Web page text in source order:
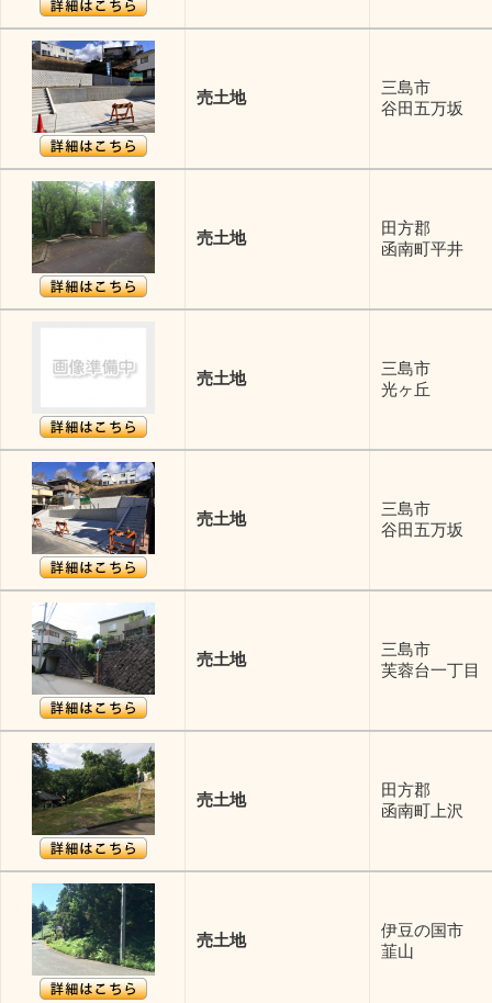
売土地
三島市
谷田五万坂
売土地
田方郡
函南町平井
売土地
三島市
光ヶ丘
売土地
三島市
谷田五万坂
売土地
三島市
芙蓉台一丁目
売土地
田方郡
函南町上沢
売土地
伊豆の国市
韮山